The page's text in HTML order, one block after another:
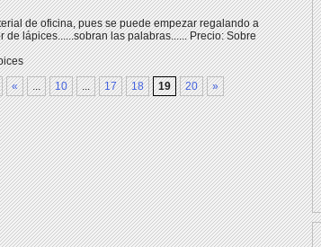
de oficina, pues se puede empezar regalando a
lápices......sobran las palabras...... Precio: Sobre
« ... 10 ... 17 18 19 20 »